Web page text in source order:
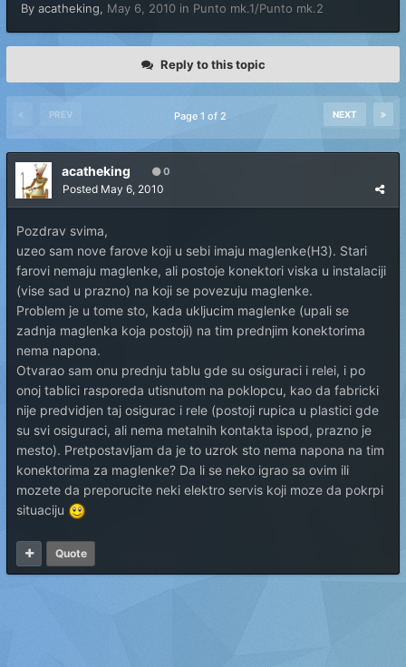
By acatheking, May 6, 2010 in Punto mk.1/Punto mk.2
Reply to this topic
PREV NEXT
Page 1 of 2
acatheking 0
Posted May 6, 2010
Pozdrav svima,
uzeo sam nove farove koji u sebi imaju maglenke(H3). Stari
farovi nemaju maglenke, ali postoje konektori viska u instalaciji
(vise sad u prazno) na koji se povezuju maglenke.
Problem je u tome sto, kada ukljucim maglenke (upali se
zadnja maglenka koja postoji) na tim prednjim konektorima
nema napona.
Otvarao sam onu prednju tablu gde su osiguraci i relei, i po
onoj tablici rasporeda utisnutom na poklopcu, kao da fabricki
nije predvidjen taj osigurac i rele (postoji rupica u plastici gde
su svi osiguraci, ali nema metalnih kontakta ispod, prazno je
mesto). Pretpostavljam da je to uzrok sto nema napona na tim
konektorima za maglenke? Da li se neko igrao sa ovim ili
mozete da preporucite neki elektro servis koji moze da pokrpi
situaciju
Quote